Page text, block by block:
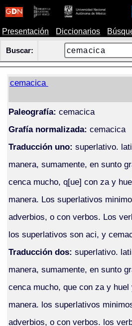
Presentación Diccionarios
Buscar:
cemacica
Paleografía: cemacica
Grafía normalizada: cemacica
Traducción uno: superlativo.
manera, sumamente, en sunto
cenca mucho, q[ue] con za y
manera. Los superlativos
adverbios, o con verbos. Los
los superlativos son aci, y
Traducción dos: superlativo.
manera, sumamente, en sunto
cenca mucho, que con za y
manera. los superlativos
adverbios, o con verbos. los